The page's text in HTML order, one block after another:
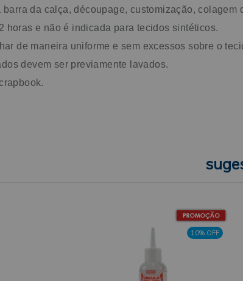
barra da calça, découpage, customização,
horas e não é indicada para tecidos sintéticos.
de maneira uniforme e sem excessos sobre o
devem ser previamente lavados.
10% OFF